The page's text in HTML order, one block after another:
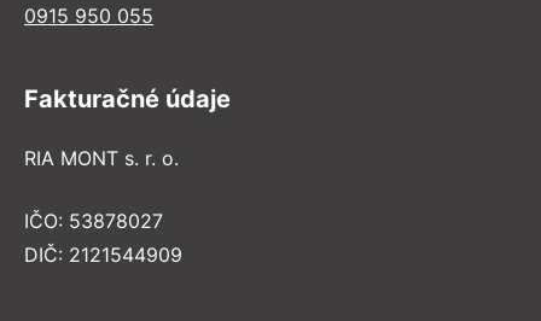
0915 950 055
Fakturačné údaje
RIA MONT s. r. o.
IČO: 53878027
DIČ: 2121544909